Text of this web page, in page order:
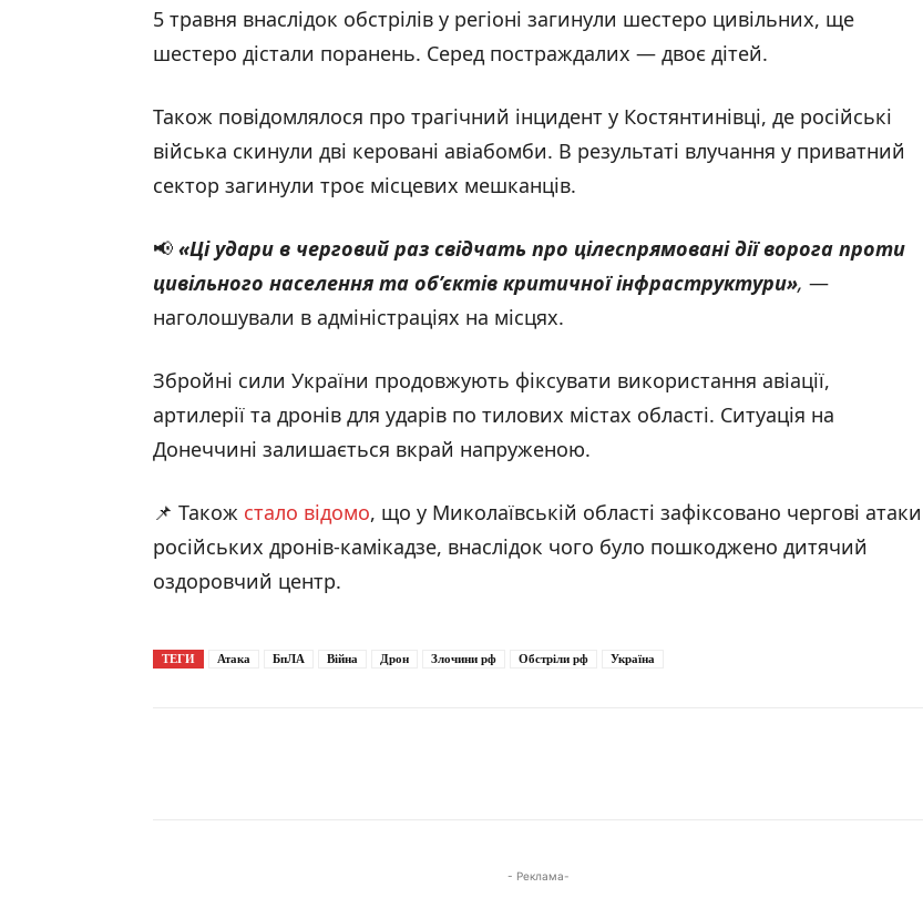
5 травня внаслідок обстрілів у регіоні загинули шестеро цивільних, ще
шестеро дістали поранень. Серед постраждалих — двоє дітей.
Також повідомлялося про трагічний інцидент у Костянтинівці, де російські
війська скинули дві керовані авіабомби. В результаті влучання у приватний
сектор загинули троє місцевих мешканців.
📢 «Ці удари в черговий раз свідчать про цілеспрямовані дії ворога проти
цивільного населення та об’єктів критичної інфраструктури», —
наголошували в адміністраціях на місцях.
Збройні сили України продовжують фіксувати використання авіації,
артилерії та дронів для ударів по тилових містах області. Ситуація на
Донеччині залишається вкрай напруженою.
📌 Також стало відомо, що у Миколаївській області зафіксовано чергові атаки
російських дронів-камікадзе, внаслідок чого було пошкоджено дитячий
оздоровчий центр.
ТЕГИ Атака БпЛА Війна Дрон Злочини рф Обстріли рф Україна
- Реклама-